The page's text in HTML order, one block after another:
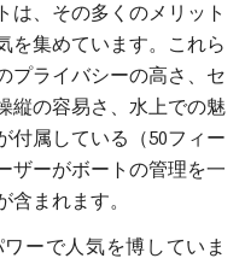
は、その多くのメリット
を集めています。これら
プライバシーの高さ、セ
縦の容易さ、水上での魅
付属している（50フィー
ザーがボートの管理を一
まれます。
ーで人気を博していま